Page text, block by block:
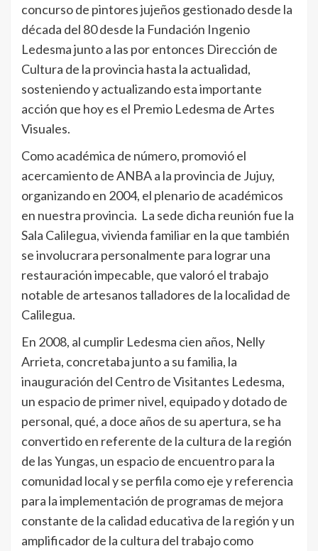
concurso de pintores jujeños gestionado desde la
década del 80 desde la Fundación Ingenio
Ledesma junto a las por entonces Dirección de
Cultura de la provincia hasta la actualidad,
sosteniendo y actualizando esta importante
acción que hoy es el Premio Ledesma de Artes
Visuales.
Como académica de número, promovió el
acercamiento de ANBA a la provincia de Jujuy,
organizando en 2004, el plenario de académicos
en nuestra provincia. La sede dicha reunión fue la
Sala Calilegua, vivienda familiar en la que también
se involucrara personalmente para lograr una
restauración impecable, que valoró el trabajo
notable de artesanos talladores de la localidad de
Calilegua.
En 2008, al cumplir Ledesma cien años, Nelly
Arrieta, concretaba junto a su familia, la
inauguración del Centro de Visitantes Ledesma,
un espacio de primer nivel, equipado y dotado de
personal, qué, a doce años de su apertura, se ha
convertido en referente de la cultura de la región
de las Yungas, un espacio de encuentro para la
comunidad local y se perfila como eje y referencia
para la implementación de programas de mejora
constante de la calidad educativa de la región y un
amplificador de la cultura del trabajo como